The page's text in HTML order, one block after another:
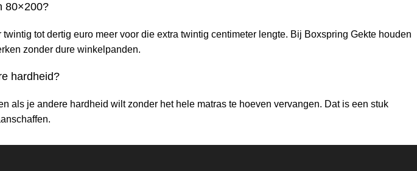
80×200?
tot dertig euro meer voor die extra twintig centimeter lengte. Bij Boxspring Gekte houden
zonder dure winkelpanden.
hardheid?
als je andere hardheid wilt zonder het hele matras te hoeven vervangen. Dat is een stuk